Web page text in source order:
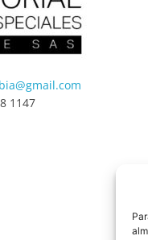
1147